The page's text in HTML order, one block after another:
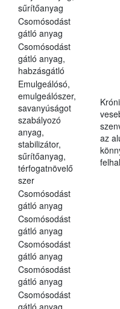
sűrítőanyag
Csomósodást
gátló anyag
Csomósodást
gátló anyag,
habzásgátló
Emulgeálósó,
emulgeálószer,
savanyúságot
szabályozó
anyag,
stabilizátor,
sűrítőanyag,
térfogatnövelő
szer
az
Csomósodást
gátló anyag
Csomósodást
gátló anyag
Csomósodást
gátló anyag
Csomósodást
gátló anyag
Csomósodást
gátló anyag,